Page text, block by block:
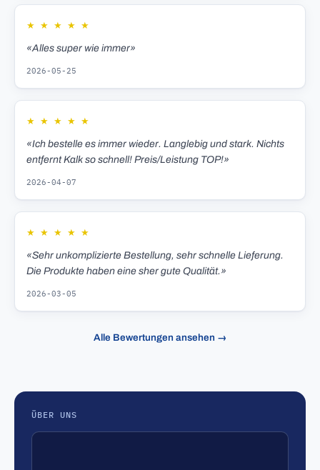
★ ★ ★ ★ ★
«Alles super wie immer»
2026-05-25
★ ★ ★ ★ ★
«Ich bestelle es immer wieder. Langlebig und stark. Nichts
entfernt Kalk so schnell! Preis/Leistung TOP!»
2026-04-07
★ ★ ★ ★ ★
«Sehr unkomplizierte Bestellung, sehr schnelle Lieferung.
Die Produkte haben eine sher gute Qualität.»
2026-03-05
Alle Bewertungen ansehen →
ÜBER UNS